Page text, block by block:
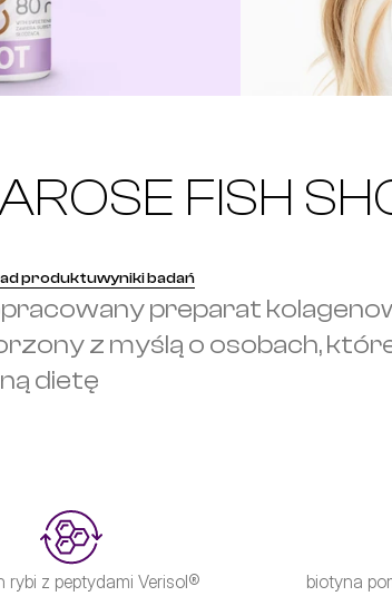
FISH
produktuwyniki badań
preparat
z myślą o osobach,
dietę
rybi z peptydami Verisol® biotyna